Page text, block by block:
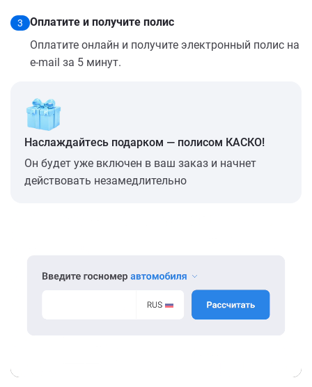
3
Оплатите и получите полис
Оплатите онлайн и получите электронный полис на
e-mail за 5 минут.
Наслаждайтесь подарком — полисом КАСКО!
Он будет уже включен в ваш заказ и начнет
действовать незамедлительно